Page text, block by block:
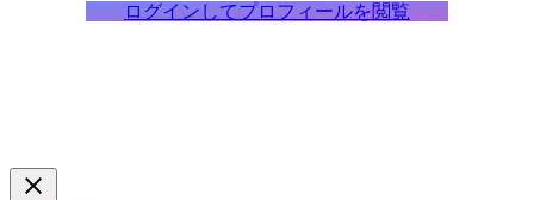
ログインしてプロフィールを閲覧